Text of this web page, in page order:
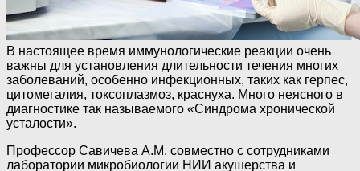
В настоящее время иммунологические реакции очень
важны для установления длительности течения многих
заболеваний, особенно инфекционных, таких как герпес,
цитомегалия, токсоплазмоз, краснуха. Много неясного в
диагностике так называемого «Синдрома хронической
усталости».
Профессор Савичева А.М. совместно с сотрудниками
лаборатории микробиологии НИИ акушерства и